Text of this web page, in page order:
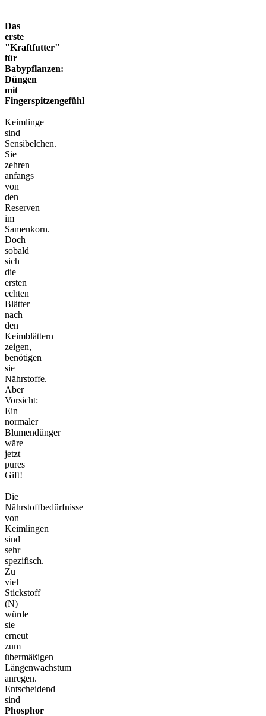
Das
erste
"Kraftfutter"
für
Babypflanzen:
Düngen
mit
Fingerspitzengefühl
Keimlinge
sind
Sensibelchen.
Sie
zehren
anfangs
von
den
Reserven
im
Samenkorn.
Doch
sobald
sich
die
ersten
echten
Blätter
nach
den
Keimblättern
zeigen,
benötigen
sie
Nährstoffe.
Aber
Vorsicht:
Ein
normaler
Blumendünger
wäre
jetzt
pures
Gift!
Die
Nährstoffbedürfnisse
von
Keimlingen
sind
sehr
spezifisch.
Zu
viel
Stickstoff
(N)
würde
sie
erneut
zum
übermäßigen
Längenwachstum
anregen.
Entscheidend
sind
Phosphor